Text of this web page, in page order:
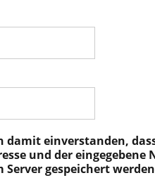
damit einverstanden,
und der eingegebene
Server gespeichert